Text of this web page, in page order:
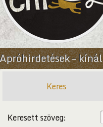
Apróhirdetések – kínál
Keres
Keresett szöveg: